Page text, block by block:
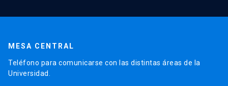
MESA CENTRAL
Teléfono para comunicarse con las distintas áreas de la
Universidad.